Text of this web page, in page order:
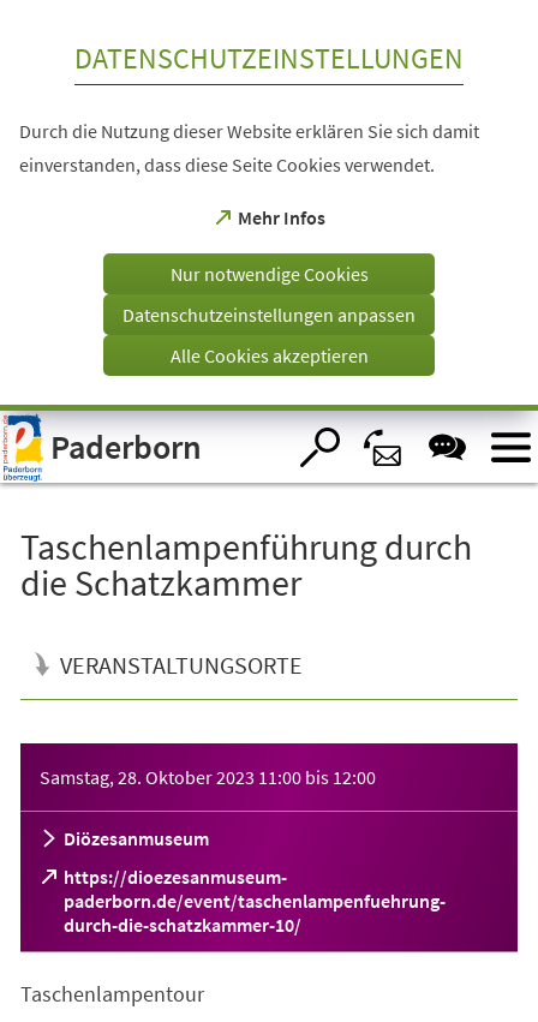
Visuelle
Assistenzsoftware
öffnen.
DATENSCHUTZEINSTELLUNGEN
Durch die Nutzung dieser Website erklären Sie sich damit
einverstanden, dass diese Seite Cookies verwendet.
Mehr Infos
(Öffnet
einem
Tab)
Nur notwendige Cookies
Datenschutzeinstellungen anpassen
Alle Cookies akzeptieren
Paderborn
Taschenlampenführung durch
die Schatzkammer
VERANSTALTUNGSORTE
Samstag, 28. Oktober 2023 11:00 bis 12:00
Diözesanmuseum
https://dioezesanmuseum-
paderborn.de/event/taschenlampenfuehrung-
durch-die-schatzkammer-10/
(Öffnet
in
neuen
Taschenlampentour